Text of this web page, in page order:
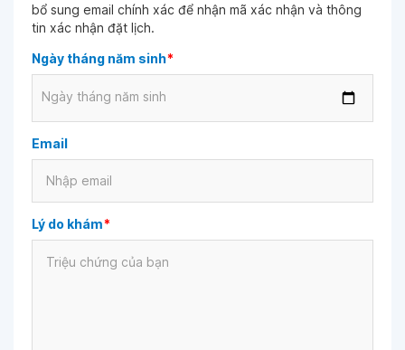
bổ sung email chính xác để nhận mã xác nhận và thông
tin xác nhận đặt lịch.
Ngày tháng năm sinh*
Ngày tháng năm sinh
Email
Lý do khám*